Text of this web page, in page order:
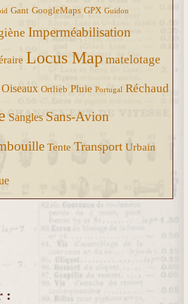
Gant GoogleMaps GPX Guidon
Imperméabilisation
Locus Map matelotage
Oiseaux Ortlieb Pluie Portugal Réchaud
Sangles Sans-Avion
Tente Transport Urbain
: